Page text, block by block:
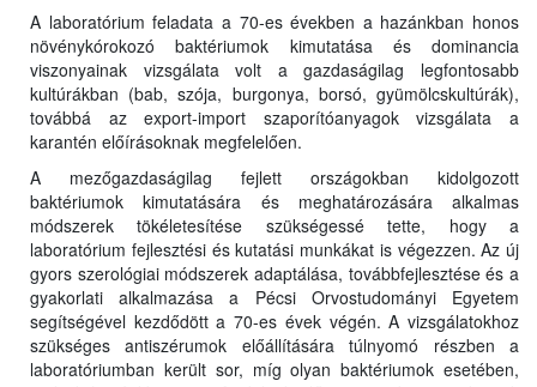
A laboratórium feladata a 70-es években a hazánkban honos
növénykórokozó baktériumok kimutatása és dominancia
viszonyainak vizsgálata volt a gazdaságilag legfontosabb
kultúrákban (bab, szója, burgonya, borsó, gyümölcskultúrák),
továbbá az export-import szaporítóanyagok vizsgálata a
karantén előírásoknak megfelelően.
A mezőgazdaságilag fejlett országokban kidolgozott
baktériumok kimutatására és meghatározására alkalmas
módszerek tökéletesítése szükségessé tette, hogy a
laboratórium fejlesztési és kutatási munkákat is végezzen. Az új
gyors szerológiai módszerek adaptálása, továbbfejlesztése és a
gyakorlati alkalmazása a Pécsi Orvostudományi Egyetem
segítségével kezdődött a 70-es évek végén. A vizsgálatokhoz
szükséges antiszérumok előállítására túlnyomó részben a
laboratóriumban került sor, míg olyan baktériumok esetében,